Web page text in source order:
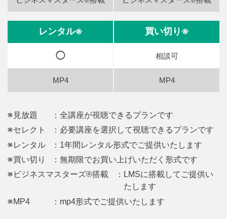
◯ 相談可
※見放題
：全講座が視聴できるプランです
※セレクト
：必要講座を選択して視聴できるプランです
※レンタル
：1年間レンタル形式でご提供いたします
※買い切り
：無期限でお買い上げいただく形式です
※ビジネスマスターズ®搭載
：LMSに搭載してご提供い
たします
※MP4
：mp4形式でご提供いたします